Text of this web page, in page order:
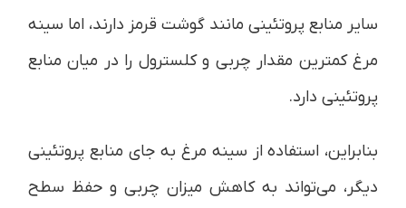
سایر منابع پروتئینی مانند گوشت قرمز دارند، اما سینه
مرغ کمترین مقدار چربی و کلسترول را در میان منابع
پروتئینی دارد.
بنابراین، استفاده از سینه مرغ به جای منابع پروتئینی
دیگر، می‌تواند به کاهش میزان چربی و حفظ سطح